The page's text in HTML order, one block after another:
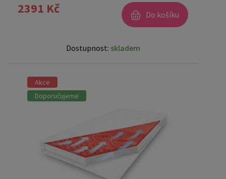
2391 Kč Do košíku
Dostupnost: skladem
Akce
Doporučujeme